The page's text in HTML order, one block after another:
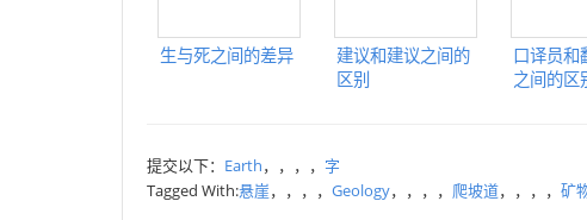
生与死之间的差异
建议和建议之间的
区别
口译员和
之间的区
提交以下： Earth，，，， 字
Tagged With:悬崖，，，， Geology，，，， 爬坡道，，，， 矿